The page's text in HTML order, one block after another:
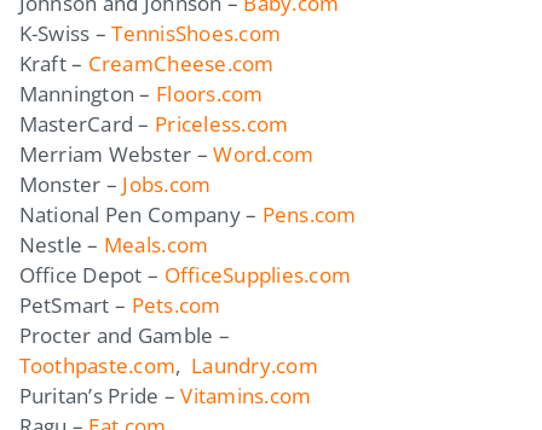
K-Swiss –TennisShoes.com
Kraft – CreamCheese.com
Mannington – Floors.com
MasterCard – Priceless.com
Merriam Webster –Word.com
Monster – Jobs.com
National Pen Company – Pens.com
Nestle – Meals.com
Office Depot – OfficeSupplies.com
PetSmart – Pets.com
Procter and Gamble –
Toothpaste.com, Laundry.com
Puritan’s Pride –Vitamins.com